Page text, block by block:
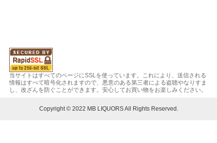
当サイトはすべてのページにSSLを使っています。これにより、送信される
情報はすべて暗号化されますので、悪意のある第三者による盗聴やなりすま
し、改ざんを防ぐことができます。安心してお買い物をお楽しみください。
Copyright © 2022 MB LIQUORS All Rights Reserved.